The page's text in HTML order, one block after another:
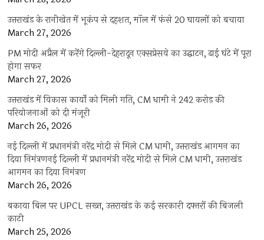
उत्तराखंड के रानीखेत में भूकंप से दहशत, मॉल में फंसे 20 घायलों को बचाया
March 27, 2026
PM मोदी अप्रैल में करेंगे दिल्ली-देहरादून एक्सप्रेसवे का उद्घाटन, ढाई घंटे में पूरा
होगा सफर
March 27, 2026
उत्तराखंड में विकास कार्यों को मिली गति, CM धामी ने 242 करोड़ की
परियोजनाओं को दी मंजूरी
March 26, 2026
नई दिल्ली में प्रधानमंत्री नरेंद्र मोदी से मिले CM धामी, उत्तराखंड आगमन का
दिया निमंत्रणनई दिल्ली में प्रधानमंत्री नरेंद्र मोदी से मिले CM धामी, उत्तराखंड
आगमन का दिया निमंत्रण
March 26, 2026
बकाया बिल पर UPCL सख्त, उत्तराखंड के कई सरकारी दफ्तरों की बिजली
काटी
March 25, 2026